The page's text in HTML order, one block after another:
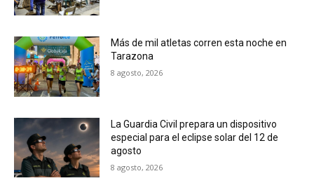
Más de mil atletas corren esta noche en
Tarazona
8 agosto, 2026
La Guardia Civil prepara un dispositivo
especial para el eclipse solar del 12 de
agosto
8 agosto, 2026